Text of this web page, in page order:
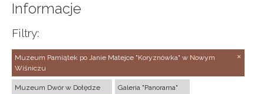
Informacje
Filtry:
Muzeum Pamiątek po Janie Matejce "Koryznówka" w Nowym
Wiśniczu
Muzeum Dwór w Dołędze Galeria "Panorama"